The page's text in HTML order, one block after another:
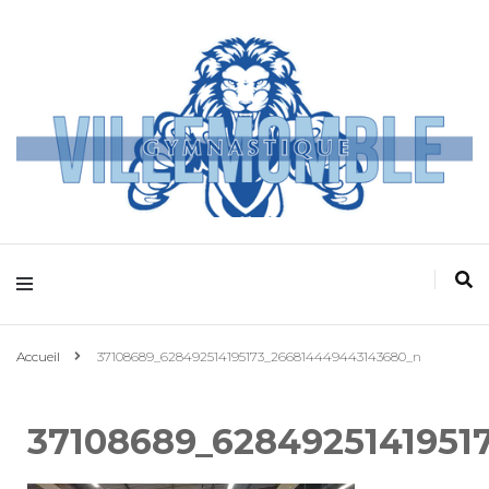
Villemomble
Gymnastique
Accueil 37108689_628492514195173_266814449443143680_n